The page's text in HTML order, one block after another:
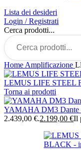
Lista dei desideri
Login / Registrati
Cerca prodotti...
Home Amplificazione
LEMUS LIFE STEEL
Torna ai prodotti
YAMAHA DM3 Dante
2.439,00 €.2.199,00 €Il